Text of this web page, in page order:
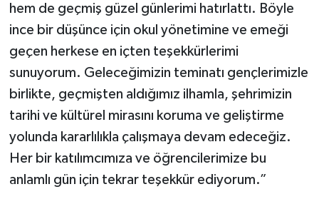
hem de geçmiş güzel günlerimi hatırlattı. Böyle
ince bir düşünce için okul yönetimine ve emeği
geçen herkese en içten teşekkürlerimi
sunuyorum. Geleceğimizin teminatı gençlerimizle
birlikte, geçmişten aldığımız ilhamla, şehrimizin
tarihi ve kültürel mirasını koruma ve geliştirme
yolunda kararlılıkla çalışmaya devam edeceğiz.
Her bir katılımcımıza ve öğrencilerimize bu
anlamlı gün için tekrar teşekkür ediyorum.”